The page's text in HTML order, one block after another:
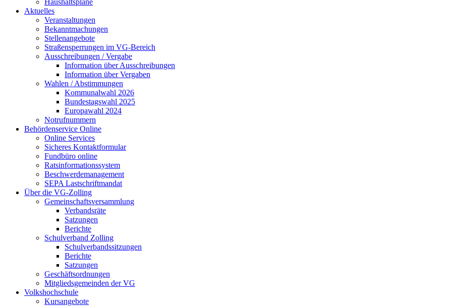
Haushaltspläne
Aktuelles
Veranstaltungen
Bekanntmachungen
Stellenangebote
Straßensperrungen im VG-Bereich
Ausschreibungen / Vergabe
Information über Ausschreibungen
Information über Vergaben
Wahlen / Abstimmungen
Kommunalwahl 2026
Bundestagswahl 2025
Europawahl 2024
Notrufnummern
Behördenservice Online
Online Services
Sicheres Kontaktformular
Fundbüro online
Ratsinformationssystem
Beschwerdemanagement
SEPA Lastschriftmandat
Über die VG-Zolling
Gemeinschaftsversammlung
Verbandsräte
Satzungen
Berichte
Schulverband Zolling
Schulverbandssitzungen
Berichte
Satzungen
Geschäftsordnungen
Mitgliedsgemeinden der VG
Volkshochschule
Kursangebote